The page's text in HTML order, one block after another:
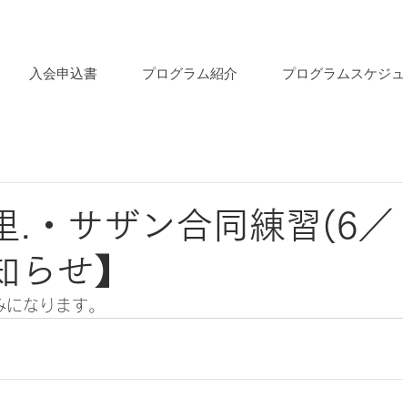
入会申込書 プログラム紹介 プログラムスケジ
.・サザン合同練習(6
らせ】
なります。